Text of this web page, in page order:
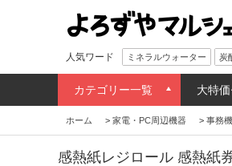
人気ワード ミネラルウォーター 炭
カテゴリー一覧 大特
ホーム > 家電・PC周辺機器 > 事務
感熱紙レジロール 感熱紙